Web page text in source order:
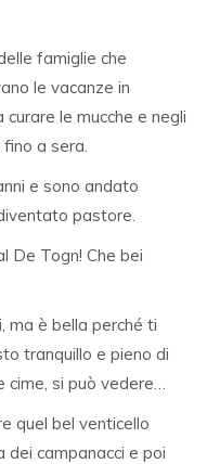
famiglie che
le vacanze in
le mucche e negli
a sera.
e sono andato
pastore.
De Togn! Che bei
ma è bella perché ti
tranquillo e pieno di
cime, si può vedere…
quel bel venticello
campanacci e poi